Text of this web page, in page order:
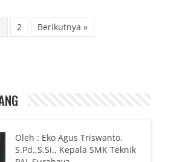
2 Berikutnya »
Oleh : Eko Agus Triswanto,
S.Pd.,S.Si., Kepala SMK Teknik